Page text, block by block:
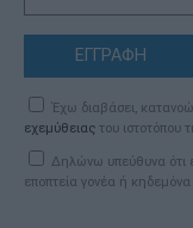
ΕΓΓΡΑΦΗ
Έχω διαβάσει,
εχεμύθειας του ιστοτόπου
Δηλώνω υπεύθυνα ότι
εποπτεία γονέα ή